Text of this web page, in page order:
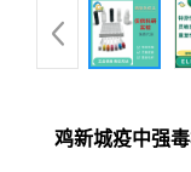
鸡新城疫中强